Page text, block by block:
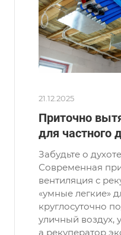
21.12.2025
Приточно
для частного
Забудьте о
Современная
вентиляция с
«умные легкие»
круглосуточно
уличный воздух,
а рекуператор